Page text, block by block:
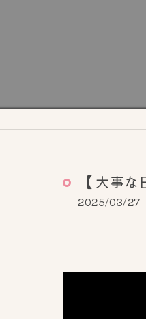
【 大事な
2025/03/27